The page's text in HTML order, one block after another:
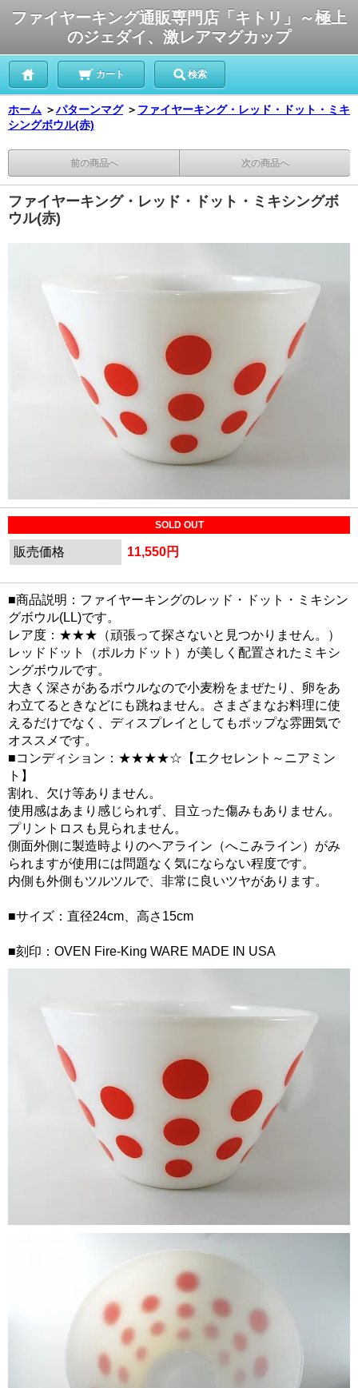
ファイヤーキング通販専門店「キトリ」～極上
のジェダイ、激レアマグカップ
カート 検索
ホーム ＞パターンマグ ＞ ファイヤーキング・レッド・ドット・ミキ
シングボウル(赤)
前の商品へ 次の商品へ
ファイヤーキング・レッド・ドット・ミキシングボ
ウル(赤)
SOLD OUT
販売価格 11,550円
■商品説明：ファイヤーキングのレッド・ドット・ミキシン
グボウル(LL)です。
レア度：★★★（頑張って探さないと見つかりません。）
レッドドット（ポルカドット）が美しく配置されたミキシ
ングボウルです。
大きく深さがあるボウルなので小麦粉をまぜたり、卵をあ
わ立てるときなどにも跳ねません。さまざまなお料理に使
えるだけでなく、ディスプレイとしてもポップな雰囲気で
オススメです。
■コンディション：★★★★☆【エクセレント～ニアミン
ト】
割れ、欠け等ありません。
使用感はあまり感じられず、目立った傷みもありません。
プリントロスも見られません。
側面外側に製造時よりのヘアライン（へこみライン）がみ
られますが使用には問題なく気にならない程度です。
内側も外側もツルツルで、非常に良いツヤがあります。
■サイズ：直径24cm、高さ15cm
■刻印：OVEN Fire-King WARE MADE IN USA